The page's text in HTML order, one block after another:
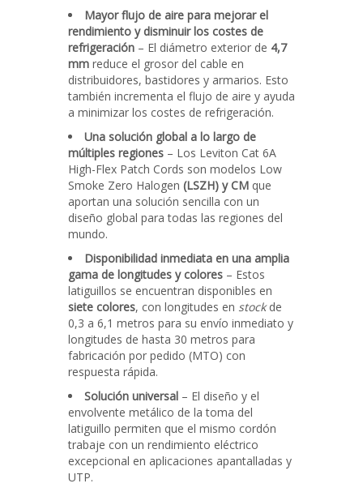
Mayor flujo de aire para mejorar el
rendimiento y disminuir los costes de
refrigeración – El diámetro exterior de 4,7
mm reduce el grosor del cable en
distribuidores, bastidores y armarios. Esto
también incrementa el flujo de aire y ayuda
a minimizar los costes de refrigeración.
Una solución global a lo largo de
múltiples regiones – Los Leviton Cat 6A
High-Flex Patch Cords son modelos Low
Smoke Zero Halogen (LSZH) y CM que
aportan una solución sencilla con un
diseño global para todas las regiones del
mundo.
Disponibilidad inmediata en una amplia
gama de longitudes y colores – Estos
latiguillos se encuentran disponibles en
siete colores, con longitudes en stockde
0,3 a 6,1 metros para su envío inmediato y
longitudes de hasta 30 metros para
fabricación por pedido (MTO) con
respuesta rápida.
Solución universal – El diseño y el
envolvente metálico de la toma del
latiguillo permiten que el mismo cordón
trabaje con un rendimiento eléctrico
excepcional en aplicaciones apantalladas y
UTP.